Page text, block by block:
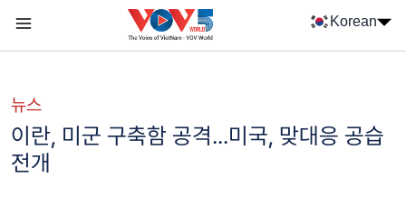
Korean
뉴스
이란, 미군 구축함 공격...미국, 맞대응 공습
전개